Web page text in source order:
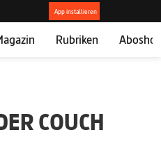
Rubriken
COUCH